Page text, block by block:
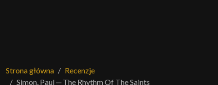
Strona główna
Recenzje
Simon, Paul ─ The Rhythm Of The Saints